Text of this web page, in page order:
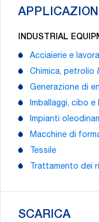
INDUSTRIAL
Acciaierie e
Chimica, petrolio
Generazione di
Imballaggi, cibo e
Impianti
Macchine di
Tessile
Trattamento dei
SCARICA